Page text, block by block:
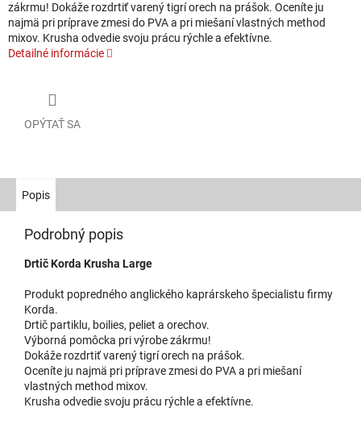
zákrmu! Dokáže rozdrtiť varený tigrí orech na prášok. Oceníte ju
najmä pri príprave zmesi do PVA a pri miešaní vlastných method
mixov. Krusha odvedie svoju prácu rýchle a efektívne.
Detailné informácie
OPÝTAŤ SA
Popis
Podrobný popis
Drtič Korda Krusha Large
Produkt popredného anglického kaprárskeho špecialistu firmy
Korda.
Drtič partiklu, boilies, peliet a orechov.
Výborná pomôcka pri výrobe zákrmu!
Dokáže rozdrtiť varený tigrí orech na prášok.
Oceníte ju najmä pri príprave zmesi do PVA a pri miešaní
vlastných method mixov.
Krusha odvedie svoju prácu rýchle a efektívne.